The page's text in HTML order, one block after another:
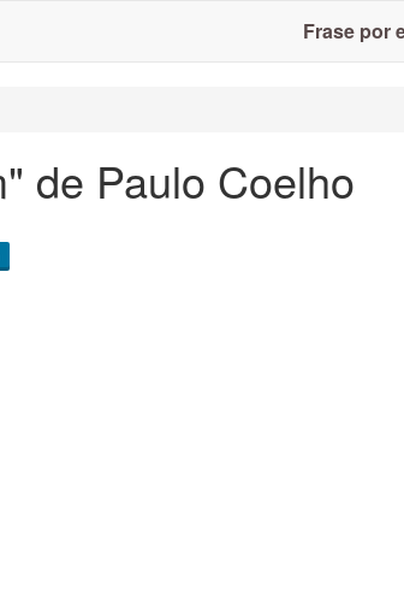
Frase por
de Paulo Coelho